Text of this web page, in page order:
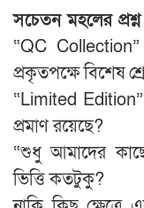
সচেতন মহলের
“QC
প্রকৃতপক্ষে বিশেষ
“Limited Edition”
প্রমাণ রয়েছে?
“শুধু আমাদের
ভিত্তি কতটুকু?